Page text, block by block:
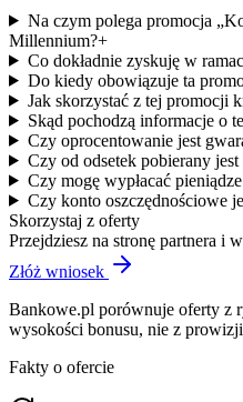
Na czym polega promocja
Millennium?+
Co dokładnie zyskuję w
Do kiedy obowiązuje ta
Jak skorzystać z tej promocji
Skąd pochodzą informacje o
Czy oprocentowanie jest
Czy od odsetek pobierany
Czy mogę wypłacać
Czy konto oszczędnościowe
Skorzystaj z oferty
Przejdziesz na stronę partnera i
Złóż wniosek
Bankowe.pl porównuje oferty
wysokości bonusu, nie z
Fakty o ofercie